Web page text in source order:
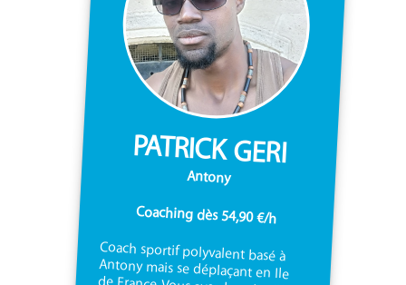
PATRICK GERI
Antony
Coaching dès 54,90 €/h
Coach sportif polyvalent basé à
Antony mais se déplaçant en Ile
de France. Vous avez besoin d'être
suivi, je propose des programmes
pour la perte de poids,
l’affinement musculaire, le retour
de forme et de la santé,
l'optimisation de la performance,
la préparation physique propre a
chaque sport et la prise de muscle.